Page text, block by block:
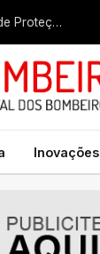
Liga dos Bombeiros quer fazer nascer licenciatura em Ciências de Proteção Civil e Bombeiros
Inovações